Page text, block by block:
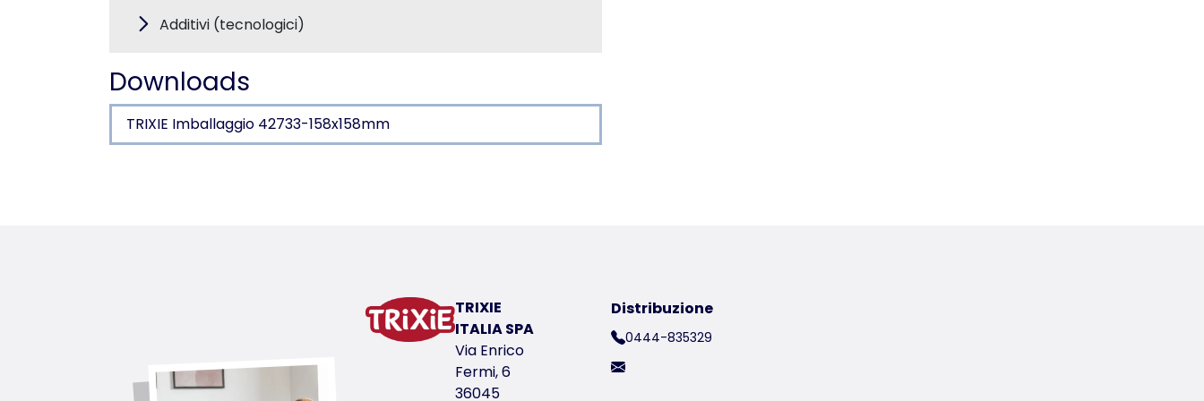
Additivi (tecnologici)
Downloads
TRIXIE Imballaggio 42733-158x158mm
variante di prodotto: numero unico del prodotto 42733
140 gr.
TRIXIE
ITALIA SPA
Via Enrico
Fermi, 6
36045
Distribuzione
0444-835329